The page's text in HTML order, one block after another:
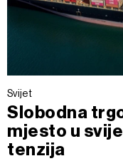
Svijet
Slobodna
mjesto u
tenzija